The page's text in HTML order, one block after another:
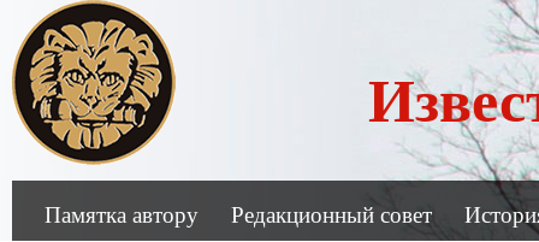
Памятка автору Редакционный совет